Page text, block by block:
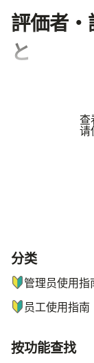
評価者
と
查
请
ナビゲーション
分类
管理员使用指
员工使用指南
按功能查找